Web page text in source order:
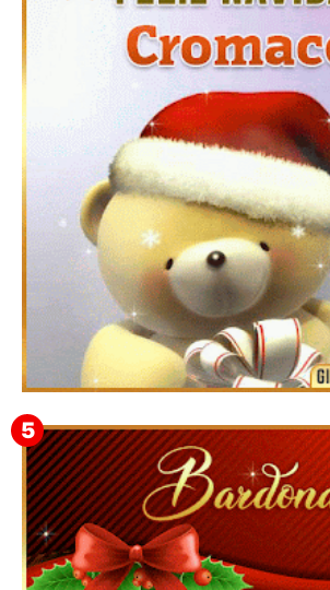
Te deseo una Feliz Navidad Barsimea